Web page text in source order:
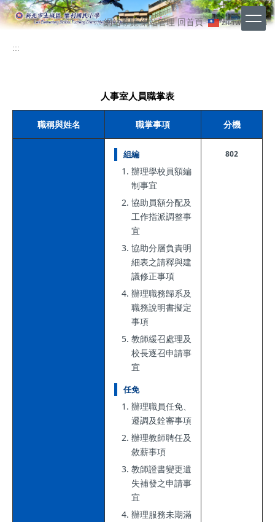
跳
到
要
上
::: 網站導覽 網站管理 回首頁 ZH-TW EN
:::
人事室人員職掌表
職稱與姓名 職掌事項 分機
組編
辦理學校員額編
制事宜
協助員額分配及
工作指派調整事
宜
協助分層負責明
細表之請釋與建
議修正事項
辦理職務歸系及
職務說明書擬定
事項
教師緩召處理及
校長逐召申請事
宜
任免
辦理職員任免、
遷調及銓審事項
辦理教師聘任及
敘薪事項
教師證書變更遺
失補發之申請事
宜
辦理服務未期滿
802